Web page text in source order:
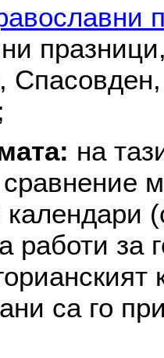
Спасовден,
на
работи за
са го